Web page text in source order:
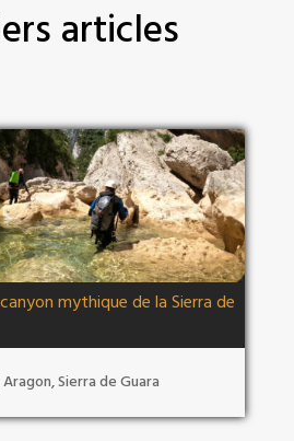
articles
mythique de la Sierra de
Aragon,Sierra de Guara